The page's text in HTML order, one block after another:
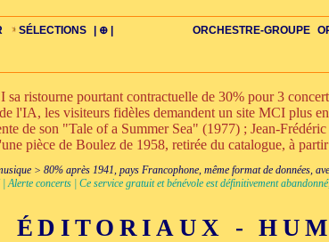
PAYS STYLES-ÉCOLES CONTACT
RADIOS VIDÉOS PLAN FAQS GLOSSAIRE AUTEUR
BIOGRAPHIES PERSPECTIVE ITINÉRAIRES XXL-SCOPE
SÉLECTIONS
INDIV ŒUVRES-INDIV
| ⊕ |
ROMANS BONUS-FILMS BONUS-VINS
VOIX-SOLO-CHAMBRE
LIEDER CORDES-S
PIANO-SOLO FLÛTE-C
DOUBLE-C+
CELLO-C
ALTO-C
VIOLON-C
ORCHESTRE-GROUPE
GRAND+VOIX
GRAND-INSTR-SEULS
ristourne pourtant contractuelle de 30% pour 3
l'IA, les visiteurs fidèles demandent un site MCI plus
de son "Tale of a Summer Sea" (1977) ; Jean-
pièce de Boulez de 1958, retirée du catalogue, à
> 80% après 1941, pays Francophone, même format de données,
concerts | Ce service gratuit et bénévole est définitivement
ÉDITORIAUX -